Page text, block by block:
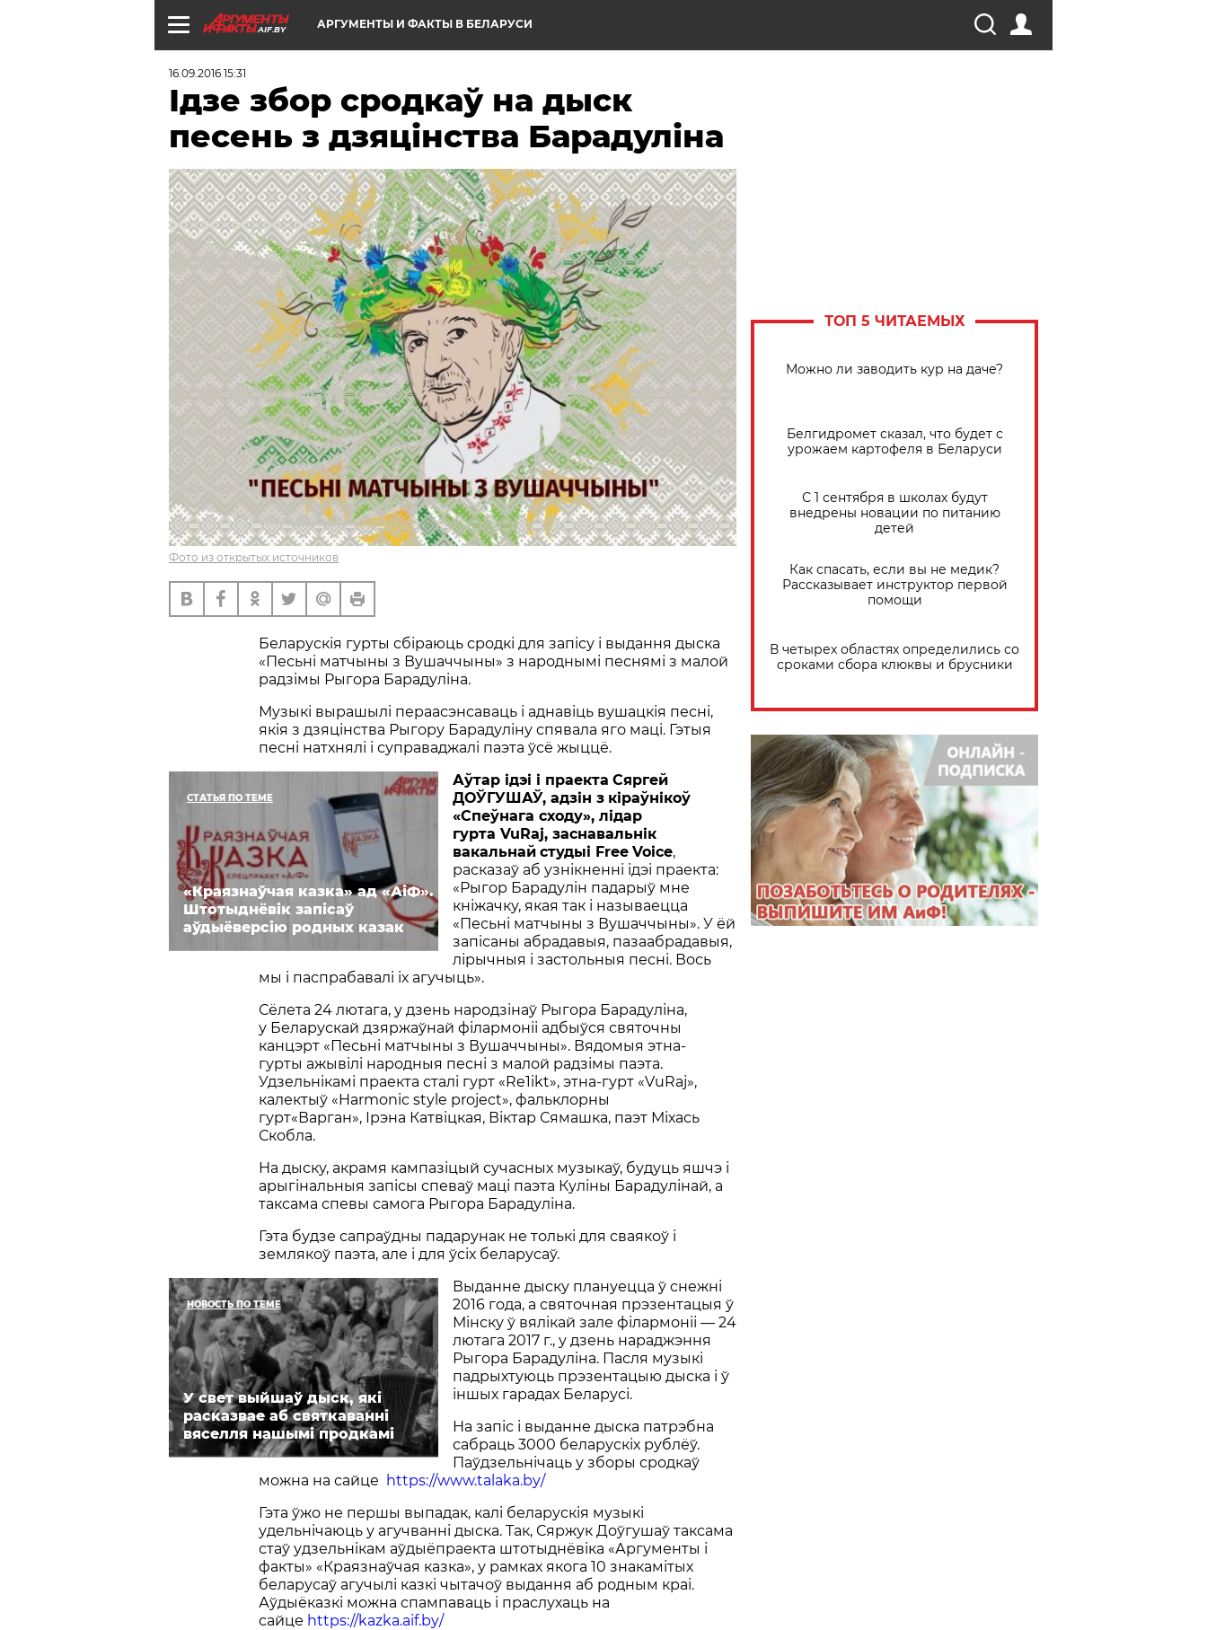
AIF.BY АРГУМЕНТЫ И ФАКТЫ В БЕЛАРУСИ
16.09.2016 15:31
Ідзе збор сродкаў на дыск
песень з дзяцінства Барадуліна
Фото из открытых источников
Беларускія гурты сбіраюць сродкі для запісу і выдання дыска
«Песьні матчыны з Вушаччыны» з народнымі песнямі з малой
радзімы Рыгора Барадуліна.
Музыкі вырашылі пераасэнсаваць і аднавіць вушацкія песні,
якія з дзяцінства Рыгору Барадуліну спявала яго маці. Гэтыя
песні натхнялі і суправаджалі паэта ўсё жыццё.
СТАТЬЯ ПО ТЕМЕ
«Краязнаўчая казка» ад «АіФ».
Штотыднёвік запісаў
аўдыёверсію родных казак
Аўтар ідэі і праекта Сяргей
ДОЎГУШАЎ, адзін з кіраўнікоў
«Спеўнага сходу», лідар
гурта VuRaj, заснавальнік
вакальнай студыі Free Voice,
расказаў аб узнікненні ідэі праекта:
«Рыгор Барадулін падарыў мне
кніжачку, якая так і называецца
«Песьні матчыны з Вушаччыны». У ёй
запісаны абрадавыя, пазаабрадавыя,
лірычныя і застольныя песні. Вось
мы і паспрабавалі іх агучыць».
Сёлета 24 лютага, у дзень народзінаў Рыгора Барадуліна,
у Беларускай дзяржаўнай філармоніі адбыўся святочны
канцэрт «Песьні матчыны з Вушаччыны». Вядомыя этна-
гурты ажывілі народныя песні з малой радзімы паэта.
Удзельнікамі праекта сталі гурт «Re1ikt», этна-гурт «VuRaj»,
калектыў «Harmonic style project», фальклорны
гурт«Варган», Ірэна Катвіцкая, Віктар Сямашка, паэт Міхась
Скобла.
На дыску, акрамя кампазіцый сучасных музыкаў, будуць яшчэ і
арыгінальныя запісы спеваў маці паэта Куліны Барадулінай, а
таксама спевы самога Рыгора Барадуліна.
Гэта будзе сапраўдны падарунак не толькі для сваякоў і
землякоў паэта, але і для ўсіх беларусаў.
НОВОСТЬ ПО ТЕМЕ
У свет выйшаў дыск, які
расказвае аб святкаванні
вяселля нашымі продкамі
Выданне дыску плануецца ў снежні
2016 года, а святочная прэзентацыя ў
Мінску ў вялікай зале філармоніі — 24
лютага 2017 г., у дзень нараджэння
Рыгора Барадуліна. Пасля музыкі
падрыхтуюць прэзентацыю дыска і ў
іншых гарадах Беларусі.
На запіс і выданне дыска патрэбна
сабраць 3000 беларускіх рублёў.
Паўдзельнічаць у зборы сродкаў
можна на сайце https://www.talaka.by/
Гэта ўжо не першы выпадак, калі беларускія музыкі
удельнічаюць у агучванні дыска. Так, Сяржук Доўгушаў таксама
стаў удзельнікам аўдыёпраекта штотыднёвіка «Аргументы і
факты» «Краязнаўчая казка», у рамках якога 10 знакамітых
беларусаў агучылі казкі чытачоў выдання аб родным краі.
Аўдыёказкі можна спампаваць і праслухаць на
сайце https://kazka.aif.by/
ТОП 5 ЧИТАЕМЫХ
Можно ли заводить кур на даче?
Белгидромет сказал, что будет с
урожаем картофеля в Беларуси
С 1 сентября в школах будут
внедрены новации по питанию
детей
Как спасать, если вы не медик?
Рассказывает инструктор первой
помощи
В четырех областях определились со
сроками сбора клюквы и брусники